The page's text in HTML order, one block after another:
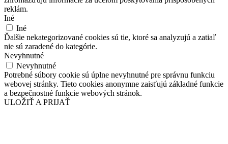
reklám.
Iné
Iné
Ďalšie nekategorizované cookies sú tie, ktoré sa analyzujú a zatiaľ
nie sú zaradené do kategórie.
Nevyhnutné
Nevyhnutné
Potrebné súbory cookie sú úplne nevyhnutné pre správnu funkciu
webovej stránky. Tieto cookies anonymne zaisťujú základné funkcie
a bezpečnostné funkcie webových stránok.
ULOŽIŤ A PRIJAŤ